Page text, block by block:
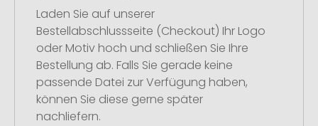
Laden Sie auf unserer
Bestellabschlussseite (Checkout) Ihr Logo
oder Motiv hoch und schließen Sie Ihre
Bestellung ab. Falls Sie gerade keine
passende Datei zur Verfügung haben,
können Sie diese gerne später
nachliefern.